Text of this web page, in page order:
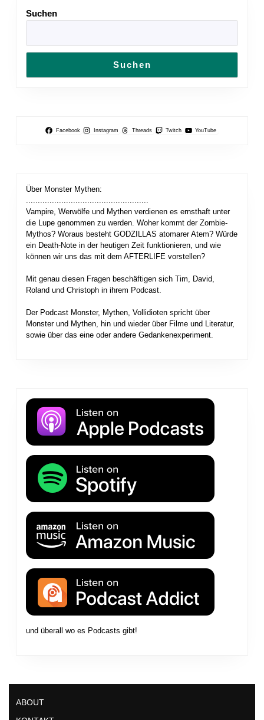
post:
Suchen
Suchen
Facebook Instagram Threads Twitch YouTube
Über Monster Mythen:
....................................................
Vampire, Werwölfe und Mythen verdienen es ernsthaft unter
die Lupe genommen zu werden. Woher kommt der Zombie-
Mythos? Woraus besteht GODZILLAS atomarer Atem? Würde
ein Death-Note in der heutigen Zeit funktionieren, und wie
können wir uns das mit dem AFTERLIFE vorstellen?
Mit genau diesen Fragen beschäftigen sich Tim, David,
Roland und Christoph in ihrem Podcast.
Der Podcast Monster, Mythen, Vollidioten spricht über
Monster und Mythen, hin und wieder über Filme und Literatur,
sowie über das eine oder andere Gedankenexperiment.
und überall wo es Podcasts gibt!
ABOUT